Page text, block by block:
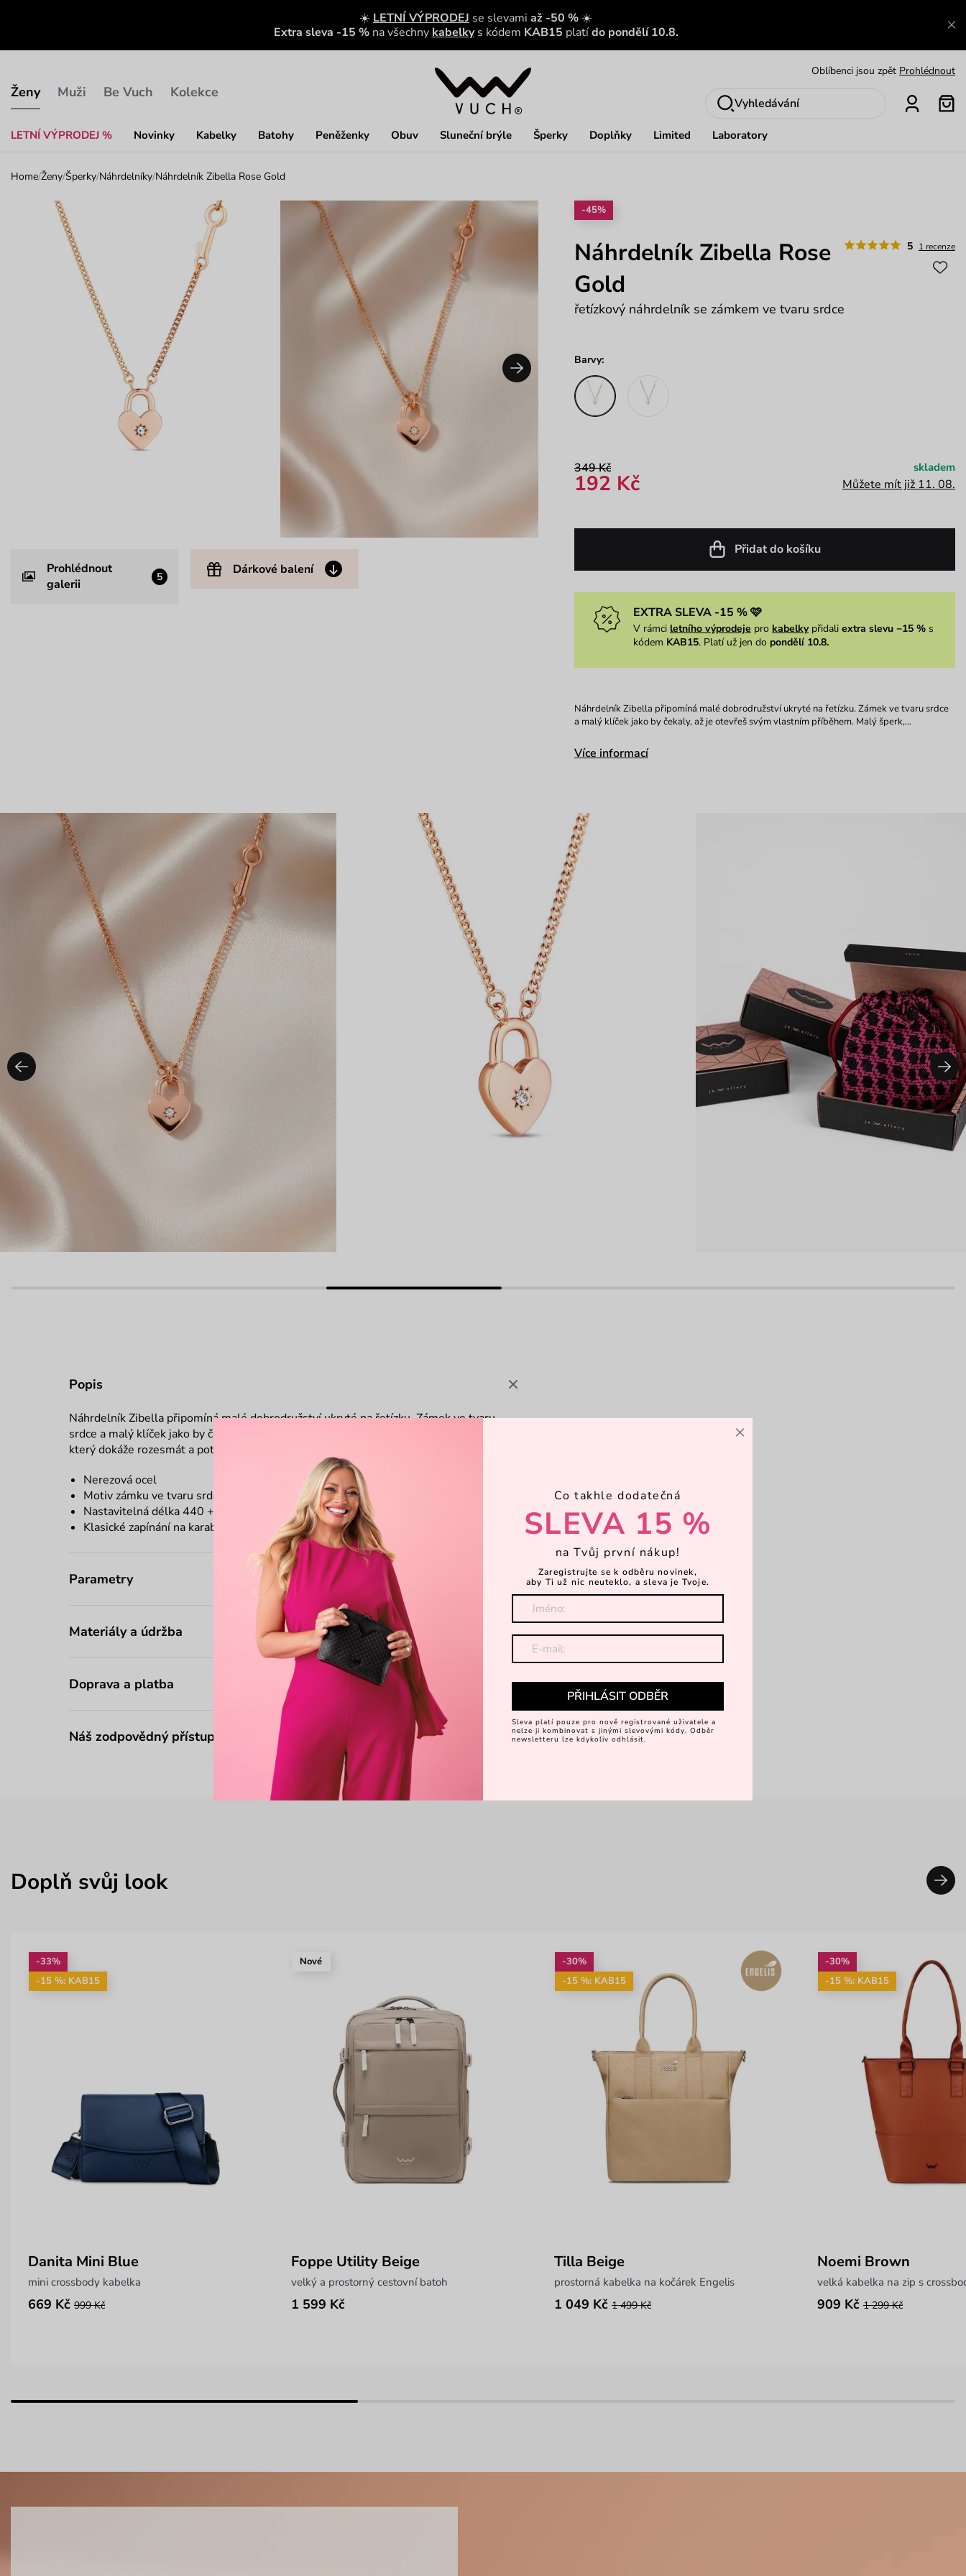
☀️ LETNÍ VÝPRODEJ se slevami až -50 % ☀️
Extra sleva -15 % na všechny kabelky s kódem KAB15 platído pondělí 10.8.
Ženy
LETNÍ VÝPRODEJ % Novinky Kabelky Batohy Peněženky Obuv Sluneční brýle Šperky Doplňky Limited Laboratory
Muži Be Vuch Kolekce
Nech se inspirovat Ukázat
Vyhledávání
Home/Ženy/Šperky/Náhrdelníky/Náhrdelník Zibella Rose Gold
Prohlédnout
galerii
5 Dárkové balení
-45%
5 1 recenze
Náhrdelník Zibella Rose
Gold
řetízkový náhrdelník se zámkem ve tvaru srdce
Barvy:
349 Kč
192 Kč
skladem
Můžete mít již 11. 08.
Přidat do košíku
EXTRA SLEVA -15 % 🩷
V rámci letního výprodeje pro kabelkypřidali extra slevu −15 %s
kódem KAB15. Platí už jen do pondělí 10.8.
Náhrdelník Zibella připomíná malé dobrodružství ukryté na řetízku. Zámek ve tvaru srdce
a malý klíček jako by čekaly, až je otevřeš svým vlastním příběhem. Malý šperk,…
Více informací
Popis
NáhrdelníkZibella připomíná malé dobrodružství ukryté na řetízku. Zámek ve tvaru
srdce a malý klíček jako by čekaly, až je otevřeš svým vlastním příběhem. Malý šperk,
který dokáže rozesmát a potěšit jen tak, bez velkých gest.
Nerezová ocel
Motiv zámku ve tvaru srdce s klíčkem
Nastavitelná délka 440 + 30 mm
Klasické zapínání na karabinu
Parametry
Materiály a údržba
Doprava a platba
Náš zodpovědný přístup
Doplň svůj look
-33%
-15 %: KAB15
Danita Mini Blue
mini crossbody kabelka
669 Kč 999 Kč
Nové
Foppe Utility Beige
velký a prostorný cestovní batoh
1 599 Kč
-30%
-15 %: KAB15
Tilla Beige
prostorná kabelka na kočárek Engelis
1 049 Kč 1 499 Kč
-30%
-15 %: KAB15
Noemi Brown
velká kabelka na zip s
909 Kč 1 299 Kč
×
Co takhle dodatečná
SLEVA 15 %
na Tvůj první nákup!
Zaregistrujte se k odběru novinek,
aby Ti už nic neuteklo, a sleva je Tvoje.
PŘIHLÁSIT ODBĚR
Sleva platí pouze pro nově registrované uživatele a
nelze ji kombinovat s jinými slevovými kódy. Odběr
newsletteru lze kdykoliv odhlásit.